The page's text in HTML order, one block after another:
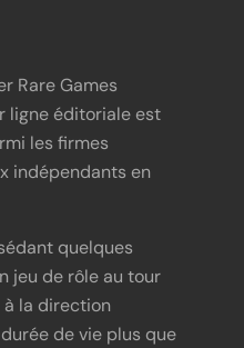
Rare Games
ligne éditoriale est
les firmes
indépendants en
quelques
jeu de rôle au tour
à la direction
de vie plus que